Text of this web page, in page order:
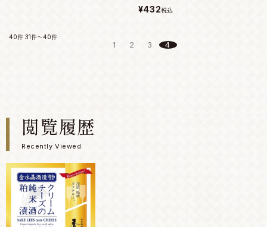
¥432税込
40件 31件～40件
1 2 3 4
閲覧履歴
Recently Viewed